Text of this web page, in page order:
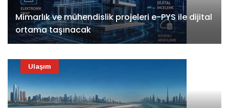
Mimarlık ve mühendislik projeleri e-PYS ile dijital
ortama taşınacak
Ulaşım